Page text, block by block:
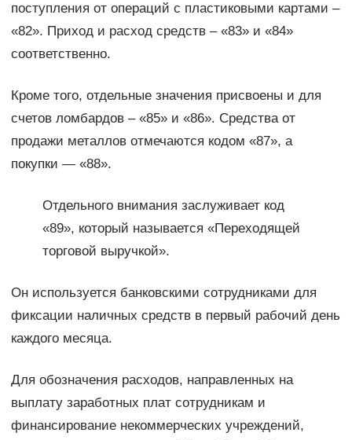
поступления от операций с пластиковыми картами –
«82». Приход и расход средств – «83» и «84»
соответственно.
Кроме того, отдельные значения присвоены и для
счетов ломбардов – «85» и «86». Средства от
продажи металлов отмечаются кодом «87», а
покупки — «88».
Отдельного внимания заслуживает код
«89», который называется «Переходящей
торговой выручкой».
Он используется банковскими сотрудниками для
фиксации наличных средств в первый рабочий день
каждого месяца.
Для обозначения расходов, направленных на
выплату заработных плат сотрудникам и
финансирование некоммерческих учреждений,